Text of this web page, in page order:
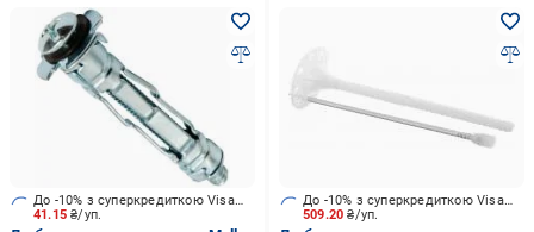
41.15₴/уп.
До -10% з суперкредиткою Visa Вигода
509.20₴/уп.
До -10% з суперкредиткою Visa Вигода